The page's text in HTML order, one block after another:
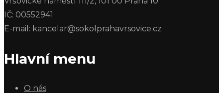
IČ: 00552941
E-mail: kancelar@sokolprahavrsovice.cz
Hlavní menu
O nás